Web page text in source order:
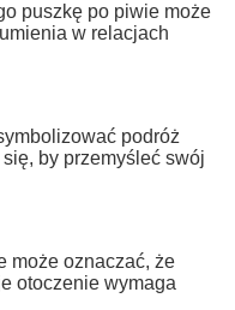
puszkę po piwie może
w relacjach
podróż
by przemyśleć swój
może oznaczać, że
otoczenie wymaga